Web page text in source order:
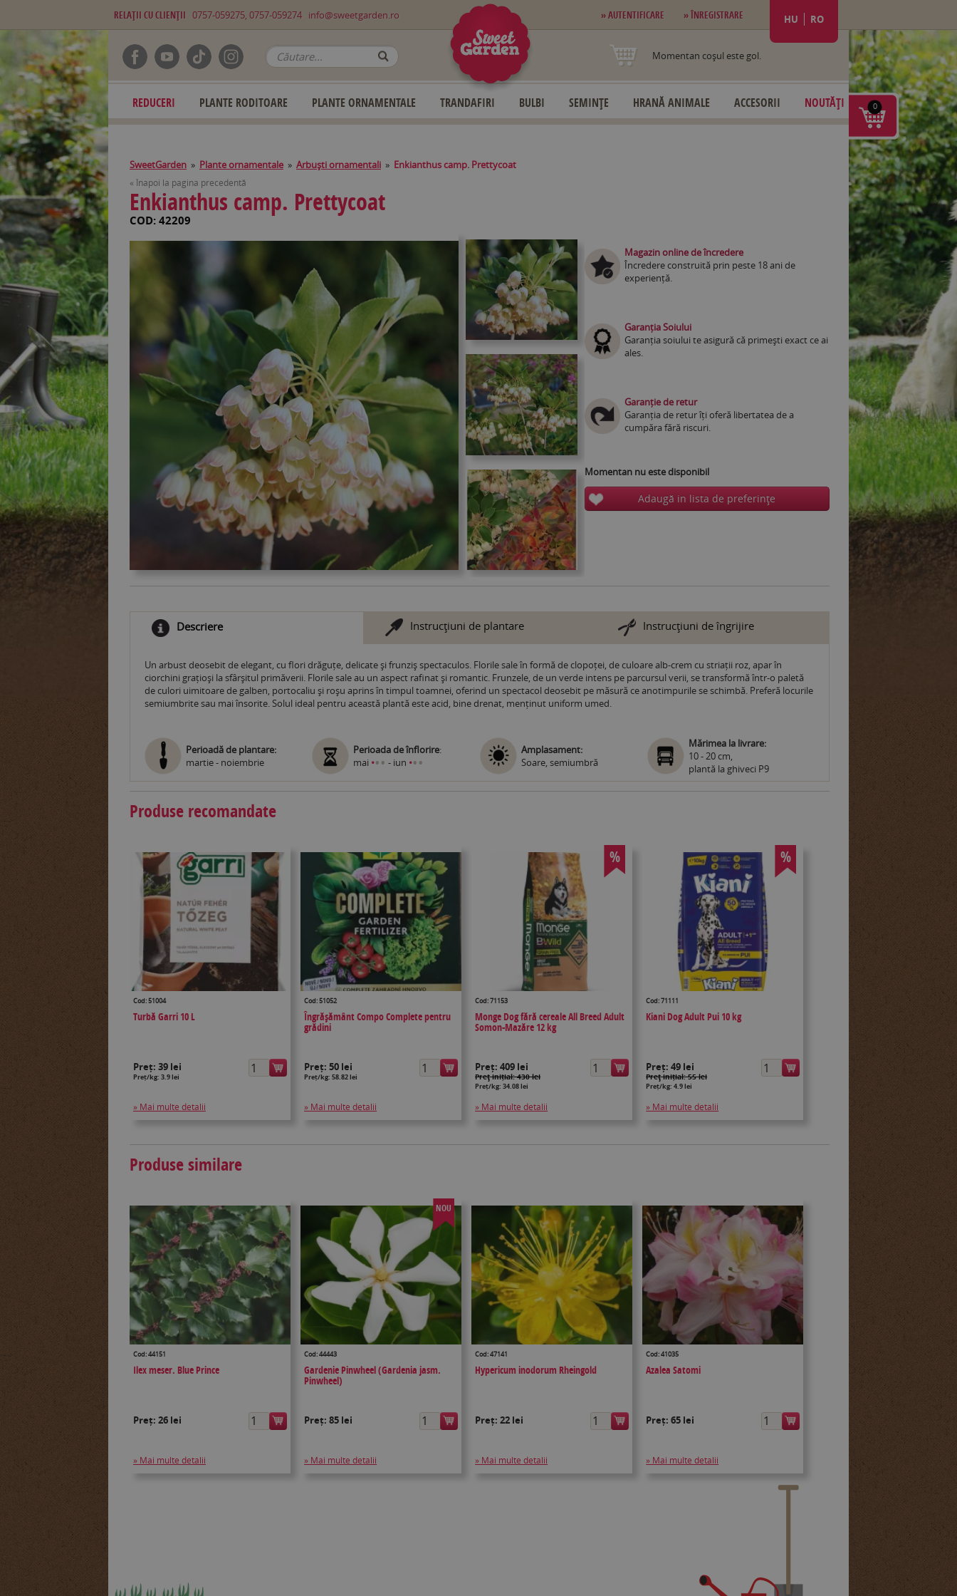
RELAŢII CU CLIENŢII 0757-059275, 0757-059274 info@sweetgarden.ro » AUTENTIFICARE » ÎNREGISTRARE HU RO
Momentan coşul este gol.
REDUCERI PLANTE RODITOARE PLANTE ORNAMENTALE TRANDAFIRI BULBI SEMINȚE HRANĂ ANIMALE ACCESORII NOUTĂȚI
SweetGarden » Plante ornamentale » Arbuşti ornamentali » Enkianthus camp. Prettycoat
« Înapoi la pagina precedentă
Enkianthus camp. Prettycoat
COD: 42209
Magazin online de încredere
Încredere construită prin peste 18 ani de
experiență.
Garanția Soiului
Garanția soiului te asigură că primești exact ce ai
ales.
Garanție de retur
Garanția de retur îți oferă libertatea de a
cumpăra fără riscuri.
Momentan nu este disponibil
Adaugă in lista de preferinţe
Descriere Instrucţiuni de plantare Instrucţiuni de îngrijire
Un arbust deosebit de elegant, cu flori drăguțe, delicate și frunziș spectaculos. Florile sale în formă de clopoței, de culoare alb-crem cu striații roz, apar în
ciorchini grațioși la sfârșitul primăverii. Florile sale au un aspect rafinat și romantic. Frunzele, de un verde intens pe parcursul verii, se transformă într-o paletă
de culori uimitoare de galben, portocaliu și roșu aprins în timpul toamnei, oferind un spectacol deosebit pe măsură ce anotimpurile se schimbă. Preferă locurile
semiumbrite sau mai însorite. Solul ideal pentru această plantă este acid, bine drenat, menținut uniform umed.
Perioadă de plantare:
martie - noiembrie
Perioada de înflorire:
mai ••• - iun •••
Amplasament:
Soare, semiumbră
Mărimea la livrare:
10 - 20 cm,
plantă la ghiveci P9
Produse recomandate
Cod: 51004
Turbă Garri 10 L
Preț: 39 lei
Preț/kg: 3.9 lei
» Mai multe detalii
Cod: 51052
Îngrășământ Compo Complete pentru
grădini
Preț:50 lei
Preț/kg: 58.82 lei
» Mai multe detalii
%
Cod: 71153
Monge Dog fără cereale All Breed Adult
Somon-Mazăre 12 kg
Preț:409 lei
Preţ inițial: 430 lei
Preț/kg: 34.08 lei
» Mai multe detalii
%
Cod: 71111
Kiani Dog Adult Pui 10 kg
Preț:49 lei
Preţ inițial: 55 lei
Preț/kg: 4.9 lei
» Mai multe detalii
Produse similare
Cod: 44151
Ilex meser. Blue Prince
Preț: 26 lei
» Mai multe detalii
NOU
Cod: 44443
Gardenie Pinwheel (Gardenia jasm.
Pinwheel)
Preț:85 lei
» Mai multe detalii
Cod: 47141
Hypericum inodorum Rheingold
Preț:22 lei
» Mai multe detalii
Cod: 41035
Azalea Satomi
Preț:65 lei
» Mai multe detalii
0